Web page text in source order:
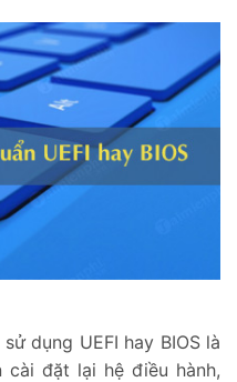
dụng UEFI hay BIOS là
đặt lại hệ điều hành,